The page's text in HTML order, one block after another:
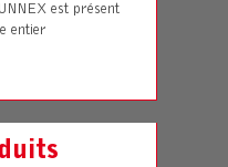
est présent
entier